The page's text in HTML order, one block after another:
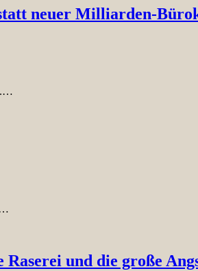
neuer Milliarden-
und die große